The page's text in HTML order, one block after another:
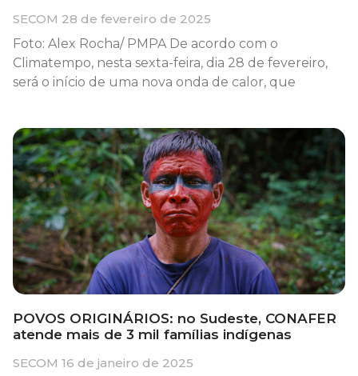
SECOM 28 de fevereiro de 2025
Foto: Alex Rocha/ PMPA De acordo com o
Climatempo, nesta sexta-feira, dia 28 de fevereiro,
será o início de uma nova onda de calor, que
POVOS ORIGINÁRIOS: no Sudeste, CONAFER
atende mais de 3 mil famílias indígenas
SECOM 16 de janeiro de 2025